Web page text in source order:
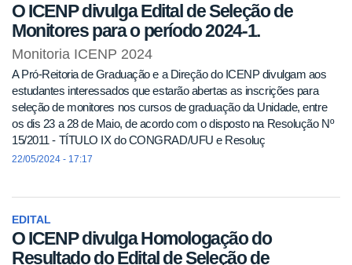
O ICENP divulga Edital de Seleção de
Monitores para o período 2024-1.
Monitoria ICENP 2024
A Pró-Reitoria de Graduação e a Direção do ICENP divulgam aos
estudantes interessados que estarão abertas as inscrições para
seleção de monitores nos cursos de graduação da Unidade, entre
os dis 23 a 28 de Maio, de acordo com o disposto na Resolução Nº
15/2011 - TÍTULO IX do CONGRAD/UFU e Resoluç
22/05/2024 - 17:17
EDITAL
O ICENP divulga Homologação do
Resultado do Edital de Seleção de